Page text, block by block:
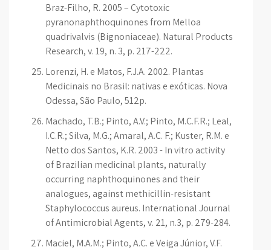
Braz-Filho, R. 2005 – Cytotoxic
pyranonaphthoquinones from Melloa
quadrivalvis (Bignoniaceae). Natural Products
Research, v. 19, n. 3, p. 217-222.
Lorenzi, H. e Matos, F.J.A. 2002. Plantas
Medicinais no Brasil: nativas e exóticas. Nova
Odessa, São Paulo, 512p.
Machado, T.B.; Pinto, A.V.; Pinto, M.C.F.R.; Leal,
I.C.R.; Silva, M.G.; Amaral, A.C. F.; Kuster, R.M. e
Netto dos Santos, K.R. 2003 - In vitro activity
of Brazilian medicinal plants, naturally
occurring naphthoquinones and their
analogues, against methicillin-resistant
Staphylococcus aureus. International Journal
of Antimicrobial Agents, v. 21, n.3, p. 279-284.
Maciel, M.A.M.; Pinto, A.C. e Veiga Júnior, V.F.